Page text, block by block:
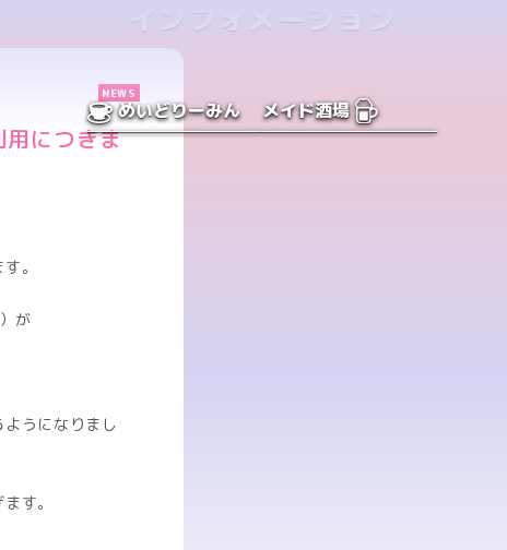
めいどりーみん メイド酒場
インフォメーション
NEWS
用につきま
。
が
うになりまし
す。